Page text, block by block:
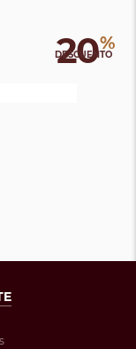
20%
DESCUENTO